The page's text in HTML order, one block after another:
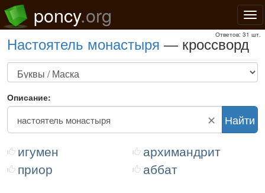
poncy.org
настоятель монастыря — кроссворд
Ответов: 31 шт.
игумен
архимандрит
приор
аббат
Описание:
✕ Найти